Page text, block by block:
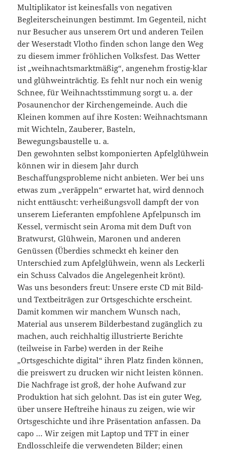
Multiplikator ist keinesfalls von negativen
Begleiterscheinungen bestimmt. Im Gegenteil, nicht
nur Besucher aus unserem Ort und anderen Teilen
der Weserstadt Vlotho finden schon lange den Weg
zu diesem immer fröhlichen Volksfest. Das Wetter
ist „weihnachtsmarktmäßig“, angenehm frostig-klar
und glühweinträchtig. Es fehlt nur noch ein wenig
Schnee, für Weihnachtsstimmung sorgt u. a. der
Posaunenchor der Kirchengemeinde. Auch die
Kleinen kommen auf ihre Kosten: Weihnachtsmann
mit Wichteln, Zauberer, Basteln,
Bewegungsbaustelle u. a.
Den gewohnten selbst komponierten Apfelglühwein
können wir in diesem Jahr durch
Beschaffungsprobleme nicht anbieten. Wer bei uns
etwas zum „veräppeln“ erwartet hat, wird dennoch
nicht enttäuscht: verheißungsvoll dampft der von
unserem Lieferanten empfohlene Apfelpunsch im
Kessel, vermischt sein Aroma mit dem Duft von
Bratwurst, Glühwein, Maronen und anderen
Genüssen (Überdies schmeckt eh keiner den
Unterschied zum Apfelglühwein, wenn als Leckerli
ein Schuss Calvados die Angelegenheit krönt).
Was uns besonders freut: Unsere erste CD mit Bild-
und Textbeiträgen zur Ortsgeschichte erscheint.
Damit kommen wir manchem Wunsch nach,
Material aus unserem Bilderbestand zugänglich zu
machen, auch reichhaltig illustrierte Berichte
(teilweise in Farbe) werden in der Reihe
„Ortsgeschichte digital“ ihren Platz finden können,
die preiswert zu drucken wir nicht leisten können.
Die Nachfrage ist groß, der hohe Aufwand zur
Produktion hat sich gelohnt. Das ist ein guter Weg,
über unsere Heftreihe hinaus zu zeigen, wie wir
Ortsgeschichte und ihre Präsentation anfassen. Da
capo … Wir zeigen mit Laptop und TFT in einer
Endlosschleife die verwendeten Bilder; einen